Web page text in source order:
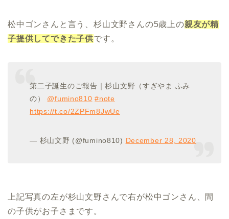
松中ゴンさんと言う、杉山文野さんの5歳上の親友が精
子提供してできた子供です。
第二子誕生のご報告｜杉山文野（すぎやま ふみ
の） @fumino810 #note
https://t.co/2ZPFm8JwUe
— 杉山文野 (@fumino810) December 28, 2020
上記写真の左が杉山文野さんで右が松中ゴンさん、間
の子供がお子さまです。